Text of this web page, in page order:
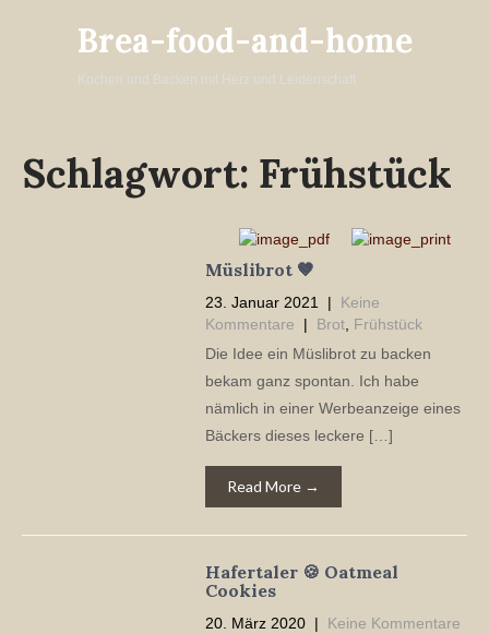
Brea-food-and-home
Kochen und Backen mit Herz und Leidenschaft
Schlagwort: Frühstück
Müslibrot 🤎
23. Januar 2021 | Keine
Kommentare
| Brot, Frühstück
Die Idee ein Müslibrot zu backen
bekam ganz spontan. Ich habe
nämlich in einer Werbeanzeige eines
Bäckers dieses leckere […]
Read More →
Hafertaler 🍪 Oatmeal
Cookies
20. März 2020 | Keine Kommentare